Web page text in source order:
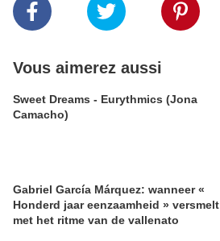
Vous aimerez aussi
Sweet Dreams - Eurythmics (Jona
Camacho)
Gabriel García Márquez: wanneer «
Honderd jaar eenzaamheid » versmelt
met het ritme van de vallenato